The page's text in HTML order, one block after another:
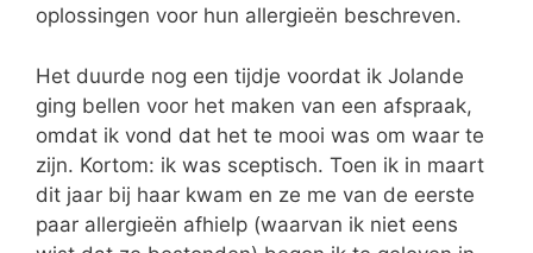
oplossingen voor hun allergieën beschreven.
Het duurde nog een tijdje voordat ik Jolande
ging bellen voor het maken van een afspraak,
omdat ik vond dat het te mooi was om waar te
zijn. Kortom: ik was sceptisch. Toen ik in maart
dit jaar bij haar kwam en ze me van de eerste
paar allergieën afhielp (waarvan ik niet eens